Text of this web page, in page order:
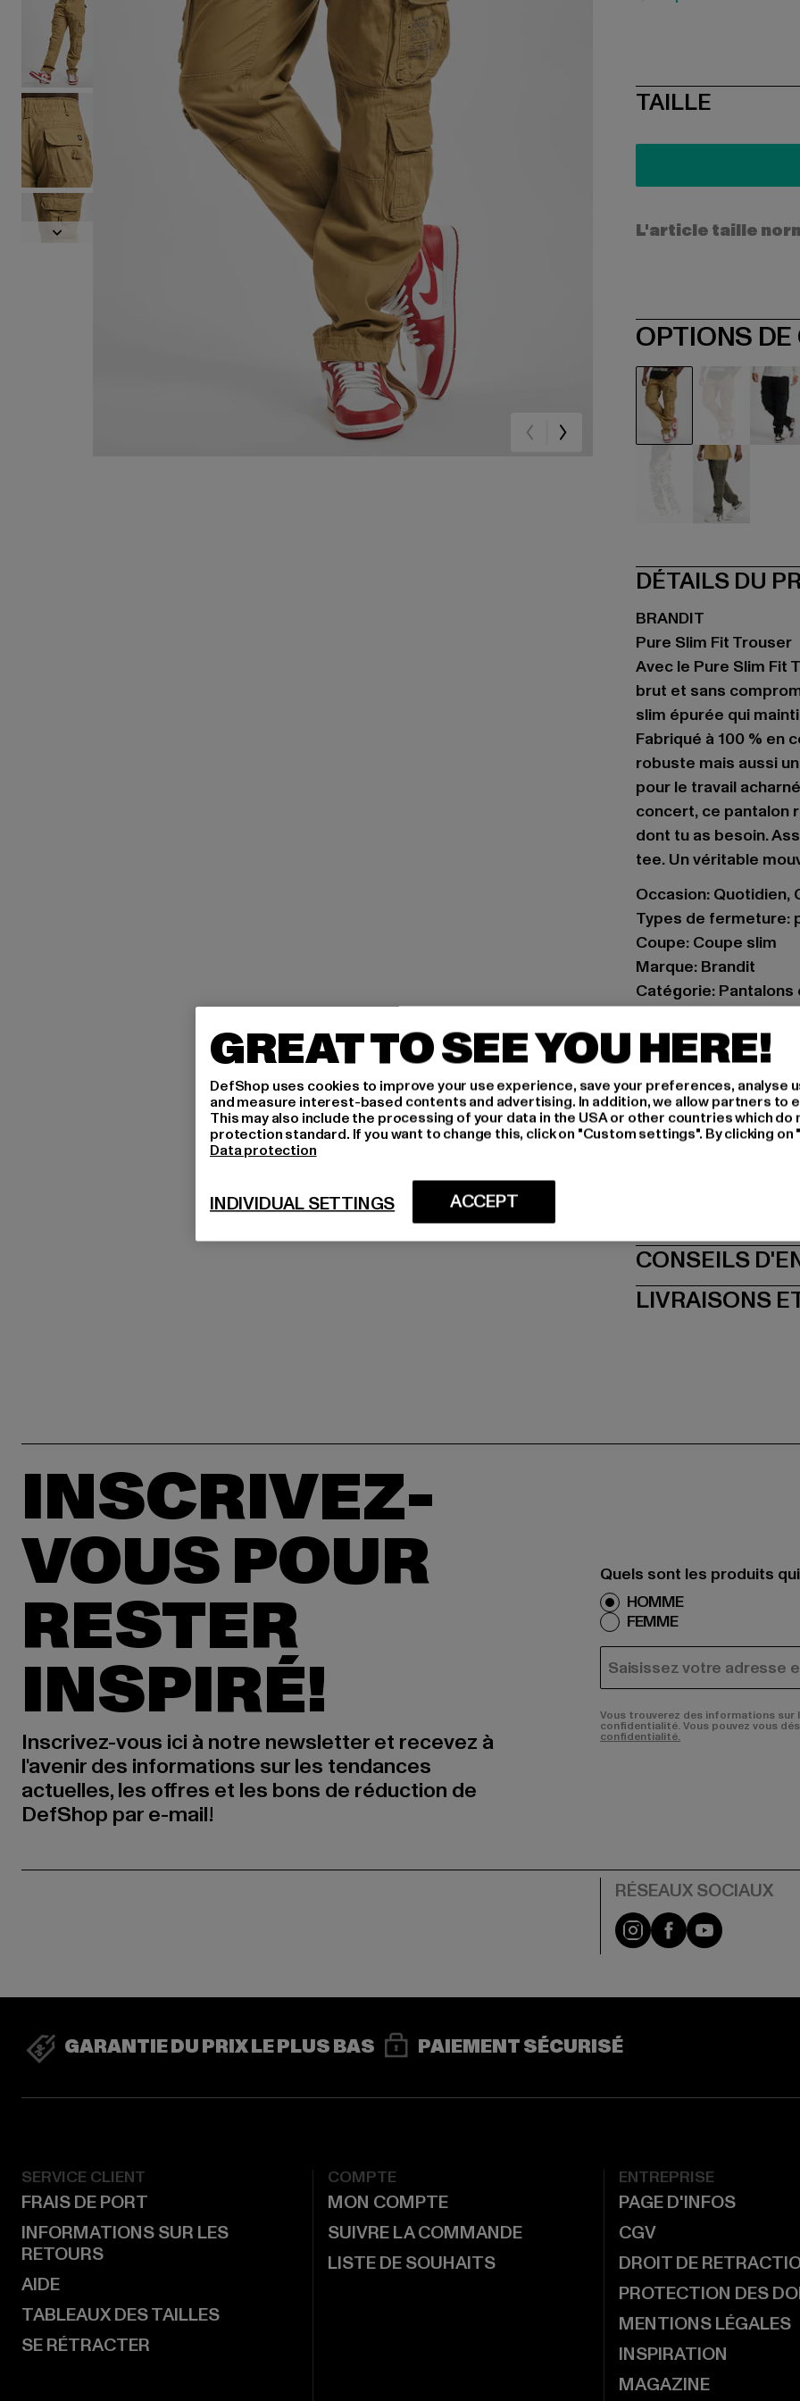
SIZE
TAILLE
L'article taille
OPTIONS
beige beige
DÉTAILS DU
BRANDIT
Pure Slim Fit Trouser
Avec le Pure Slim Fit
brut et sans
slim épurée qui
Fabriqué à 100 % en
robuste mais aussi
pour le travail
concert, ce pantalon
dont tu as besoin.
tee. Un véritable
Occasion: Quotidien,
Types de fermeture:
Coupe: Coupe slim
Marque: Brandit
Catégorie: Pantalons
Couleur du fabricant:
Composition du
Art.Nr: BD1016-00003
Fabricant: Brandit
CONSEILS
LIVRAISONS
INSCRIVEZ-
VOUS POUR
RESTER
INSPIRÉ!
Inscrivez-vous ici à notre newsletter et recevez à
l'avenir des informations sur les tendances
actuelles, les offres et les bons de réduction de
DefShop par e-mail!
Quels sont les produits
HOMME
FEMME
COURRIEL
Vous trouverez des informations
confidentialité. Vous pouvez vous
confidentialité.
Visit our Instagram
Visit ourVisit our
GARANTIE DU PRIX LE PLUS BAS PAIEMENT SÉCURISÉ
SERVICE CLIENT
FRAIS DE PORT
INFORMATIONS SUR LES
RETOURS
AIDE
TABLEAUX DES TAILLES
SE RÉTRACTER
COMPTE
MON COMPTE
SUIVRE LA COMMANDE
LISTE DE SOUHAITS
ENTREPRISE
PAGE D'INFOS
CGV
DROIT DE
PROTECTION DES
MENTIONS LÉGALES
INSPIRATION
MAGAZINE
GREAT TO SEE YOU HERE!
DefShop uses cookies to improve your use experience, save your preferences, analyse
and measure interest-based contents and advertising. In addition, we allow partners to
This may also include the processing of your data in the USA or other countries which do
protection standard. If you want to change this, click on "Custom settings". By clicking
Data protection
ACCEPT
INDIVIDUAL SETTINGS